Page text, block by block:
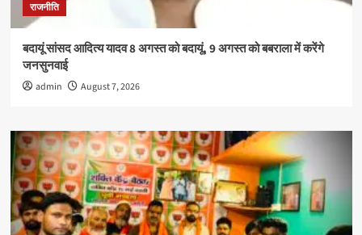
राजनीति
बदायूं सांसद आदित्य यादव 8 अगस्त को बदायूं, 9 अगस्त को बबराला में करेंगे
जनसुनवाई
admin August 7, 2026